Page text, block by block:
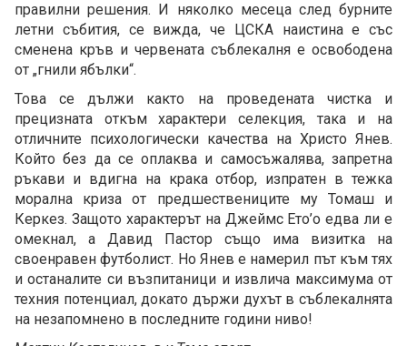
правилни решения. И няколко месеца след бурните
летни събития, се вижда, че ЦСКА наистина е със
сменена кръв и червената съблекалня е освободена
от „гнили ябълки“.
Това се дължи както на проведената чистка и
прецизната откъм характери селекция, така и на
отличните психологически качества на Христо Янев.
Който без да се оплаква и самосъжалява, запретна
ръкави и вдигна на крака отбор, изпратен в тежка
морална криза от предшествениците му Томаш и
Керкез. Защото характерът на Джеймс Ето’о едва ли е
омекнал, а Давид Пастор също има визитка на
своенравен футболист. Но Янев е намерил път към тях
и останалите си възпитаници и извлича максимума от
техния потенциал, докато държи духът в съблекалнята
на незапомнено в последните години ниво!